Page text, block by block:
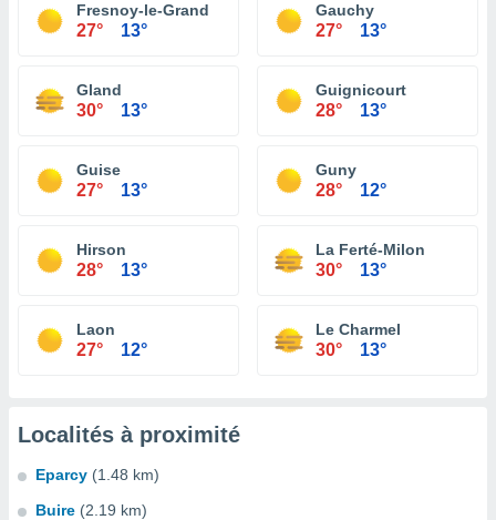
Fresnoy-le-Grand
27° 13°
Gauchy
27° 13°
Gland
30° 13°
Guignicourt
28° 13°
Guise
27° 13°
Guny
28° 12°
Hirson
28° 13°
La Ferté-Milon
30° 13°
Laon
27° 12°
Le Charmel
30° 13°
Localités à proximité
Eparcy (1.48 km)
Buire (2.19 km)